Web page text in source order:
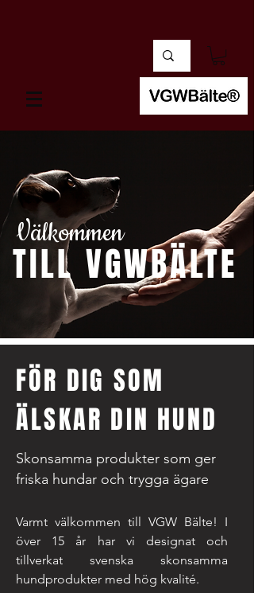
TILL VGWBÄLTE
Välkommen
FÖR DIG SOM
ÄLSKAR DIN HUND
Skonsamma produkter som ger
friska hundar och trygga ägare
Varmt välkommen till VGW Bälte! I
över 15 år har vi designat och
tillverkat svenska skonsamma
hundprodukter med hög kvalité.